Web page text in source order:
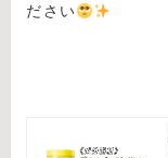
ださい